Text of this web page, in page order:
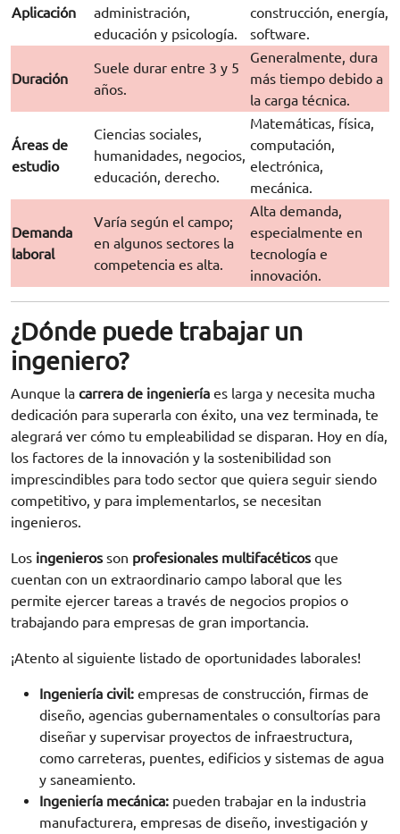
Aplicación
administración,
educación y psicología.
construcción, energía,
software.
Duración
Suele durar entre 3 y 5
años.
Generalmente, dura
más tiempo debido a
la carga técnica.
Áreas de
estudio
Ciencias sociales,
humanidades, negocios,
educación, derecho.
Matemáticas, física,
computación,
electrónica,
mecánica.
Demanda
laboral
Varía según el campo;
en algunos sectores la
competencia es alta.
Alta demanda,
especialmente en
tecnología e
innovación.
¿Dónde puede trabajar un
ingeniero?
Aunque la carrera de ingeniería es larga y necesita mucha
dedicación para superarla con éxito, una vez terminada, te
alegrará ver cómo tu empleabilidad se disparan. Hoy en día,
los factores de la innovación y la sostenibilidad son
imprescindibles para todo sector que quiera seguir siendo
competitivo, y para implementarlos, se necesitan
ingenieros.
Los ingenieros son profesionales multifacéticos que
cuentan con un extraordinario campo laboral que les
permite ejercer tareas a través de negocios propios o
trabajando para empresas de gran importancia.
¡Atento al siguiente listado de oportunidades laborales!
Ingeniería civil: empresas de construcción, firmas de
diseño, agencias gubernamentales o consultorías para
diseñar y supervisar proyectos de infraestructura,
como carreteras, puentes, edificios y sistemas de agua
y saneamiento.
Ingeniería mecánica: pueden trabajar en la industria
manufacturera, empresas de diseño, investigación y